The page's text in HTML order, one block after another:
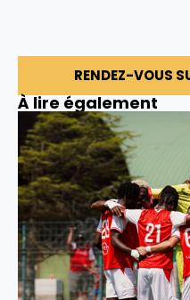
RENDEZ-VOUS
À lire également